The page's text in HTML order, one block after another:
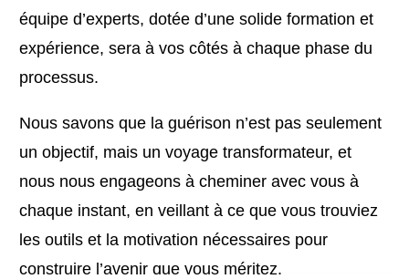
équipe d’experts, dotée d’une solide formation et
expérience, sera à vos côtés à chaque phase du
processus.
Nous savons que la guérison n’est pas seulement
un objectif, mais un voyage transformateur, et
nous nous engageons à cheminer avec vous à
chaque instant, en veillant à ce que vous trouviez
les outils et la motivation nécessaires pour
construire l’avenir que vous méritez.